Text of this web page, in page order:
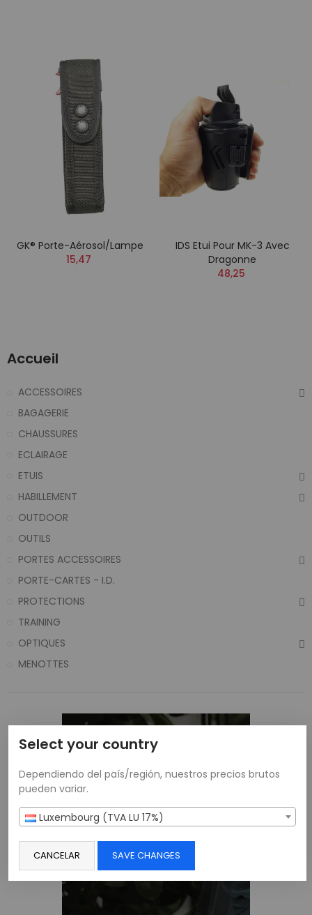
Select your country
Dependiendo del país/región, nuestros precios brutos
pueden variar.
Luxembourg (TVA LU 17%)
CANCELAR SAVE CHANGES
GK® Porte-Aérosol/Lampe
15,47
IDS Etui Pour MK-3 Avec
Dragonne
48,25
Accueil
ACCESSOIRES
BAGAGERIE
CHAUSSURES
ECLAIRAGE
ETUIS
HABILLEMENT
OUTDOOR
OUTILS
PORTES ACCESSOIRES
PORTE-CARTES - I.D.
PROTECTIONS
TRAINING
OPTIQUES
MENOTTES